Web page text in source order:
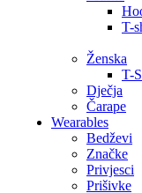
T-
Ženska
T-
Dječja
Čarape
Wearables
Bedževi
Značke
Privjesci
Prišivke